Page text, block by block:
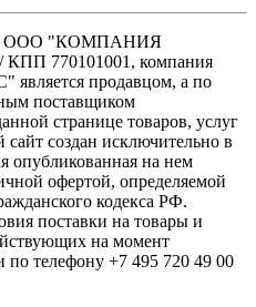
ООО "КОМПАНИЯ
770101001, компания
продавцом, а по
поставщиком
странице товаров, услуг
создан исключительно в
опубликованная на нем
офертой, определяемой
кодекса РФ.
поставки на товары и
на момент
по телефону +7 495 720 49 00